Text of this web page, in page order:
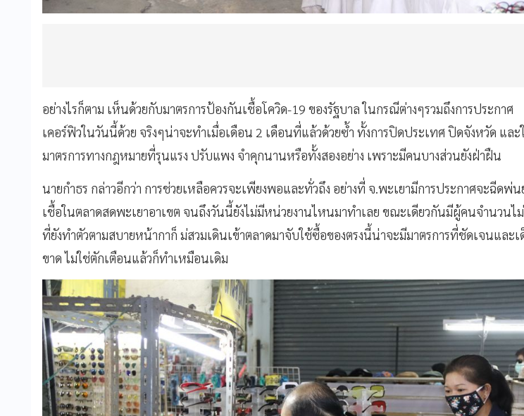
อย่างไรก็ตาม เห็นด้วยกับมาตรการป้องกันเชื้อโควิด-19 ของรัฐบาล ในกรณีต่างๆรวมถึงการประกาศ
เคอร์ฟิวในวันนี้ด้วย จริงๆน่าจะทำเมื่อเดือน 2 เดือนที่แล้วด้วยซ้ำ ทั้งการปิดประเทศ ปิดจังหวัด และ
มาตรการทางกฎหมายที่รุนแรง ปรับแพง จำคุกนานหรือทั้งสองอย่าง เพราะมีคนบางส่วนยังฝ่าฝืน
นายกำธร กล่าวอีกว่า การช่วยเหลือควรจะเพียงพอและทั่วถึง อย่างที่ จ.พะเยามีการประกาศจะฉีดพ่น
เชื้อในตลาดสดพะเยาอาเขต จนถึงวันนี้ยังไม่มีหน่วยงานไหนมาทำเลย ขณะเดียวกันมีผู้คนจำนวนไ
ที่ยังทำตัวตามสบายหน้ากาก็ ม่สวมเดินเข้าตลาดมาจับใช้ซื้อของตรงนี้น่าจะมีมาตรการที่ชัดเจนและเ
ขาด ไม่ใช่ตักเตือนแล้วก็ทำเหมือนเดิม